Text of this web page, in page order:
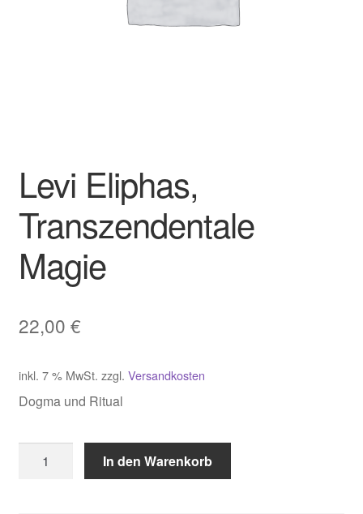
Levi Eliphas,
Transzendentale
Magie
22,00 €
inkl. 7 % MwSt. zzgl. Versandkosten
Dogma und Ritual
Eliphas,
In den Warenkorb